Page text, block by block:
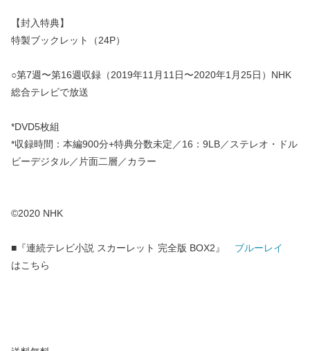
【封入特典】
特製ブックレット（24P）
○第7週〜第16週収録（2019年11月11日〜2020年1月25日）NHK
総合テレビで放送
*DVD5枚組
*収録時間：本編900分+特典分数未定／16：9LB／ステレオ・ドル
ビーデジタル／片面二層／カラー
©2020 NHK
■『連続テレビ小説 スカーレット 完全版 BOX2』 ブルーレイ
はこちら